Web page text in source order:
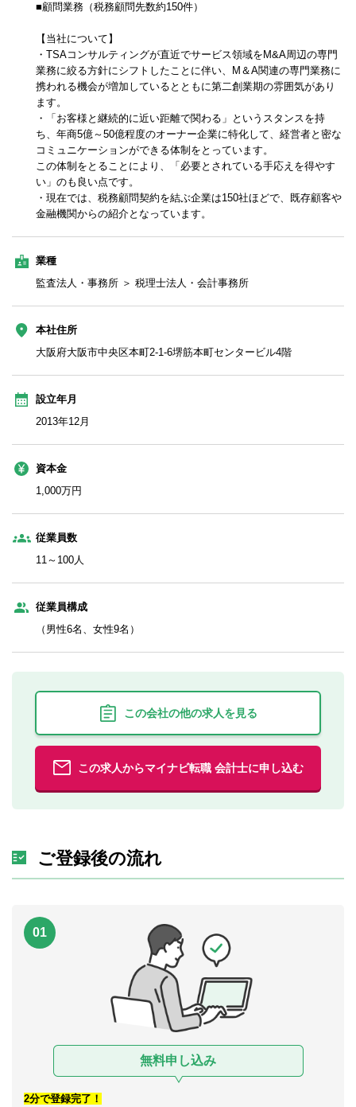
■顧問業務（税務顧問先数約150件）
【当社について】
・TSAコンサルティングが直近でサービス領域をM&A周辺の専門
業務に絞る方針にシフトしたことに伴い、M＆A関連の専門業務に
携われる機会が増加しているとともに第二創業期の雰囲気があり
ます。
・「お客様と継続的に近い距離で関わる」というスタンスを持
ち、年商5億～50億程度のオーナー企業に特化して、経営者と密な
コミュニケーションができる体制をとっています。
この体制をとることにより、「必要とされている手応えを得やす
い」のも良い点です。
・現在では、税務顧問契約を結ぶ企業は150社ほどで、既存顧客や
金融機関からの紹介となっています。
業種
監査法人・事務所 ＞ 税理士法人・会計事務所
本社住所
大阪府大阪市中央区本町2-1-6堺筋本町センタービル4階
設立年月
2013年12月
資本金
1,000万円
従業員数
11～100人
従業員構成
（男性6名、女性9名）
この会社の他の求人を見る
この求人からマイナビ転職 会計士に申し込む
ご登録後の流れ
01
無料申し込み
2分で登録完了！